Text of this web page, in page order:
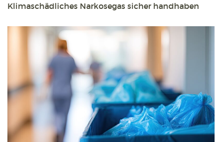
Klimaschädliches Narkosegas sicher handhaben